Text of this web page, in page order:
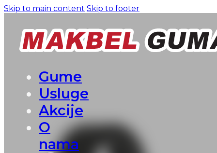
Skip to main content Skip to footer
Gume
Usluge
Akcije
O
nama